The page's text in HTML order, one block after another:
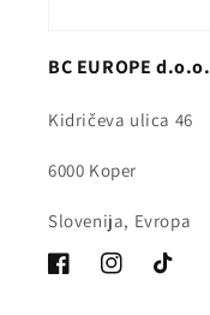
BC EUROPE d.o.o.
Kidričeva ulica 46
6000 Koper
Slovenija, Evropa
FacebookInstagram
Tik